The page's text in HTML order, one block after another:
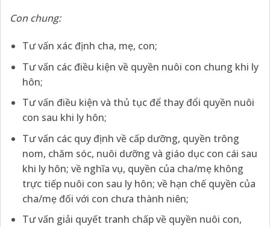
Con chung:
Tư vấn xác định cha, mẹ, con;
Tư vấn các điều kiện về quyền nuôi con chung khi ly
hôn;
Tư vấn điều kiện và thủ tục để thay đổi quyền nuôi
con sau khi ly hôn;
Tư vấn các quy định về cấp dưỡng, quyền trông
nom, chăm sóc, nuôi dưỡng và giáo dục con cái sau
khi ly hôn; về nghĩa vụ, quyền của cha/mẹ không
trực tiếp nuôi con sau ly hôn; về hạn chế quyền của
cha/mẹ đối với con chưa thành niên;
Tư vấn giải quyết tranh chấp về quyền nuôi con,